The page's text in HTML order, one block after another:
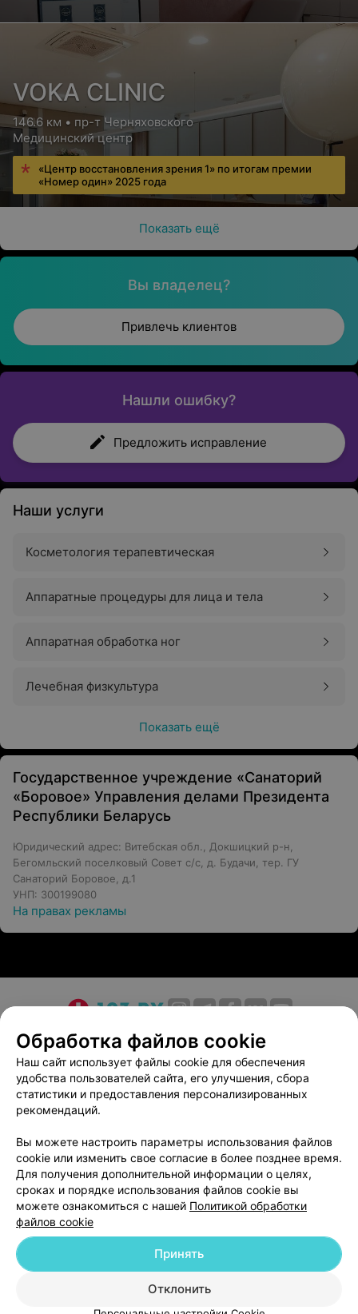
VOKA CLINIC
146.6 км • пр-т Черняховского
Медицинский центр
«Центр восстановления зрения 1» по итогам премии
«Номер один» 2025 года
Показать ещё
Вы владелец?
Привлечь клиентов
Нашли ошибку?
Предложить исправление
Наши услуги
Косметология терапевтическая
Аппаратные процедуры для лица и тела
Аппаратная обработка ног
Лечебная физкультура
Показать ещё
Государственное учреждение «Санаторий
«Боровое» Управления делами Президента
Республики Беларусь
Юридический адрес: Витебская обл., Докшицкий р-н,
Бегомльский поселковый Совет с/с, д. Будачи, тер. ГУ
Санаторий Боровое, д.1
УНП: 300199080
На правах рекламы
О проекте Новости проекта
Размещение рекламы
Медицинский маркетинг
Публичный договор
Пользовательское соглашение
Способы оплаты
Вакансии
Партнеры
Написать в поддержку
Персональные настройки cookie
Обработка персональных данных
ВЫ ВЛАДЕЛЕЦ?
Обработка файлов cookie
Наш сайт использует файлы cookie для обеспечения
удобства пользователей сайта, его улучшения, сбора
статистики и предоставления персонализированных
рекомендаций.
Вы можете настроить параметры использования файлов
cookie или изменить свое согласие в более позднее время.
Для получения дополнительной информации о целях,
сроках и порядке использования файлов cookie вы
можете ознакомиться с нашей Политикой обработки
файлов cookie
Отклонить
Принять